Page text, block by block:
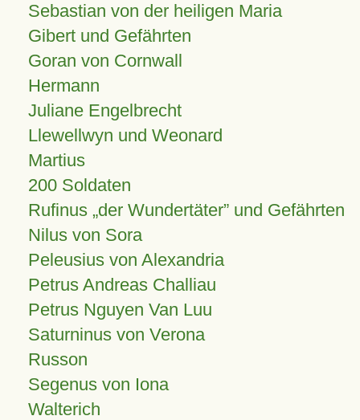
Sebastian von der heiligen Maria
Gibert und Gefährten
Goran von Cornwall
Hermann
Juliane Engelbrecht
Llewellwyn und Weonard
Martius
200 Soldaten
Rufinus „der Wundertäter” und Gefährten
Nilus von Sora
Peleusius von Alexandria
Petrus Andreas Challiau
Petrus Nguyen Van Luu
Saturninus von Verona
Russon
Segenus von Iona
Walterich